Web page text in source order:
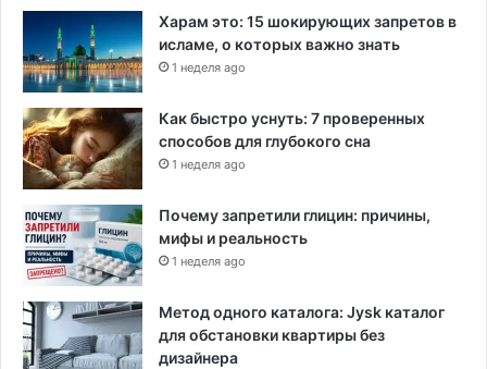
л
н
Харам это: 15 шокирующих запретов в
исламе, о которых важно знать
1 неделя ago
Как быстро уснуть: 7 проверенных
способов для глубокого сна
1 неделя ago
Почему запретили глицин: причины,
мифы и реальность
1 неделя ago
Метод одного каталога: Jysk каталог
для обстановки квартиры без
дизайнера